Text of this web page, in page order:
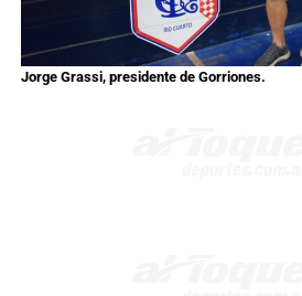
Jorge Grassi, presidente de Gorriones.